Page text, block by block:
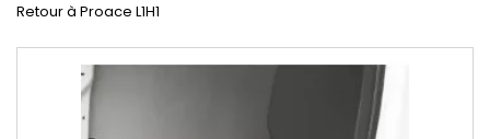
Retour à Proace L1H1